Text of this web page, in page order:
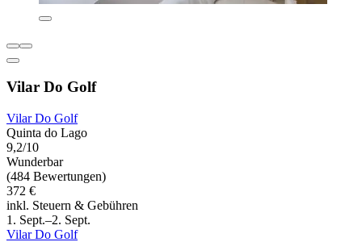
Vilar Do Golf
Vilar Do Golf
Quinta do Lago
9,2/10
Wunderbar
(484 Bewertungen)
372 €
inkl. Steuern & Gebühren
1. Sept.–2. Sept.
Vilar Do Golf